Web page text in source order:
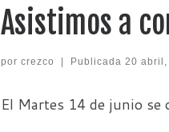
Asistimos a
por crezco Publicada 20 abril,
El Martes 14 de junio se